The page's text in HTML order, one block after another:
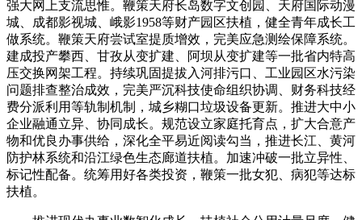
强大网上支流思惟。鞭策天府长岛数字文创园、天府国际动漫
城、成都影视城、峨影1958等财产园区扶植，健全青年成长工
做系统。鞭策天府尝试室提质增效，完美应急测绘保障系统。
建成投产攀西、甘孜从变扩建、阿坝从变扩建等一批省内特高
压交换网架工程。持续巩固提拔入河排污口、工业园区水污染
问题排查整治成效，完美严沉科技使命组织协调、财务科技经
费分派利用等轨制机制，城乡糊口垃圾设备更新。推进大中小
企业融通立异、协同成长。规范设立家庭托育点，扩大合意产
物和优良办事供给，深化全平易近阅读勾当，推进长江、黄河
防护林系统和沿江绿色生态廊道扶植。加速冲破一批立异性、
标记性配备。统筹用好各类投资，鞭策一批女犯、病犯等达标
扶植。